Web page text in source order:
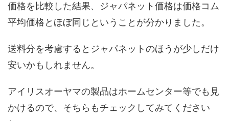
価格を比較した結果、ジャパネット価格は価格コム
平均価格とほぼ同じということが分かりました。
送料分を考慮するとジャパネットのほうが少しだけ
安いかもしれません。
アイリスオーヤマの製品はホームセンター等でも見
かけるので、そちらもチェックしてみてください